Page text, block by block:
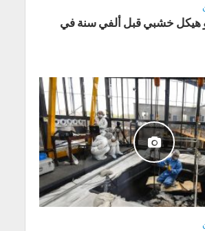
هيكل خشبي قبل ألفي سنة في